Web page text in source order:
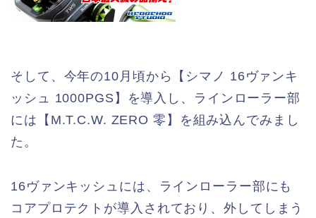
そして、今年の10月頃から【シマノ 16ヴァンキ
ッシュ 1000PGS】を導入し、ラインローラー部
には【M.T.C.W. ZERO 零】を組み込んでみまし
た。
16ヴァンキッシュには、ラインローラー部にも
コアプロテクトが導入されており、外してしまう